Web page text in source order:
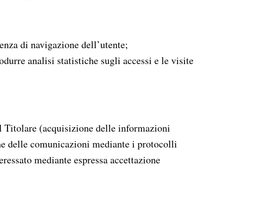
di navigazione dell’utente;
analisi statistiche sugli accessi e le visite
Titolare (acquisizione delle informazioni
delle comunicazioni mediante i protocolli
mediante espressa accettazione